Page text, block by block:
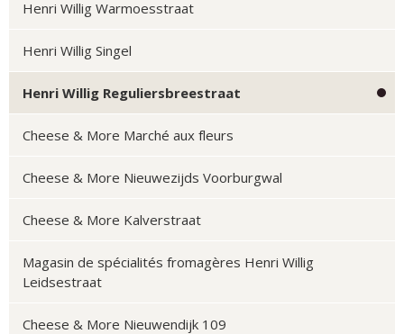
Henri Willig Warmoesstraat
Henri Willig Singel
Henri Willig Reguliersbreestraat
Cheese & More Marché aux fleurs
Cheese & More Nieuwezijds Voorburgwal
Cheese & More Kalverstraat
Magasin de spécialités fromagères Henri Willig
Leidsestraat
Cheese & More Nieuwendijk 109